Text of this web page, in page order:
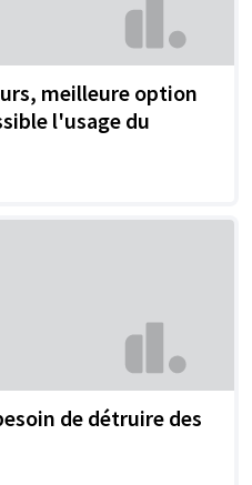
meilleure option
l'usage du
de détruire des